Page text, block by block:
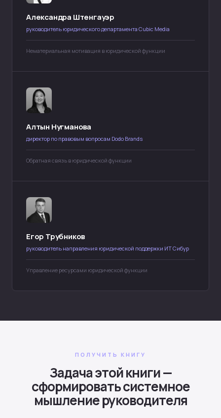
Александра Штенгауэр
руководитель юридического департамента Cubic Media
Нематериальная мотивация в юридической функции
Алтын Нугманова
директор по правовым вопросам Dodo Brands
Обратная связь в юридической функции
Егор Трубников
руководитель направления юридической поддержки ИТ Сибур
Управление ресурсами юридической функции
ПОЛУЧИТЬ КНИГУ
Задача этой книги —
сформировать системное
мышление руководителя
Разработка сайта